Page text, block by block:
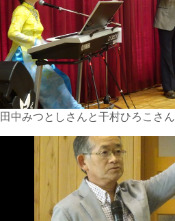
田中みつとしさんと干村ひろこさん